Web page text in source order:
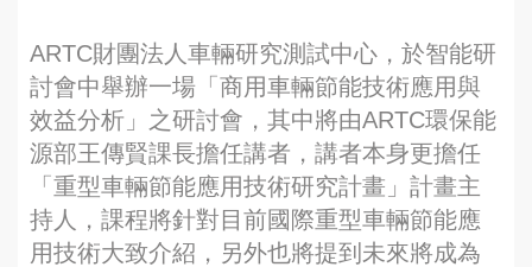
ARTC財團法人車輛研究測試中心，於智能研
討會中舉辦一場「商用車輛節能技術應用與
效益分析」之研討會，其中將由ARTC環保能
源部王傳賢課長擔任講者，講者本身更擔任
「重型車輛節能應用技術研究計畫」計畫主
持人，課程將針對目前國際重型車輛節能應
用技術大致介紹，另外也將提到未來將成為